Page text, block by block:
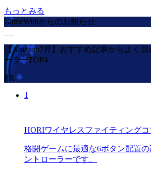
もっとみる
GameWithからのお知らせ
【Amazon7月】おすすめ記事からよく
ーラーTOP4
PR
1
HORIワイヤレスファイティングコ
格闘ゲームに最適な6ボタン配置
ントローラーです。